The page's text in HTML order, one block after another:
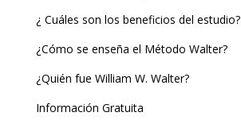
¿ Cuáles son los beneficios del estudio?
¿Cómo se enseña el Método Walter?
¿Quién fue William W. Walter?
Información Gratuita